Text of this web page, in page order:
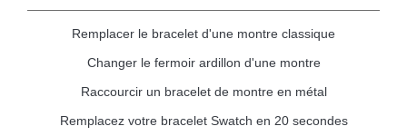
Remplacer le bracelet d'une montre classique
Changer le fermoir ardillon d'une montre
Raccourcir un bracelet de montre en métal
Remplacez votre bracelet Swatch en 20 secondes